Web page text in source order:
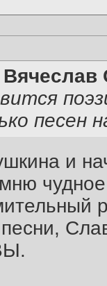
Вячеслав
песен
и